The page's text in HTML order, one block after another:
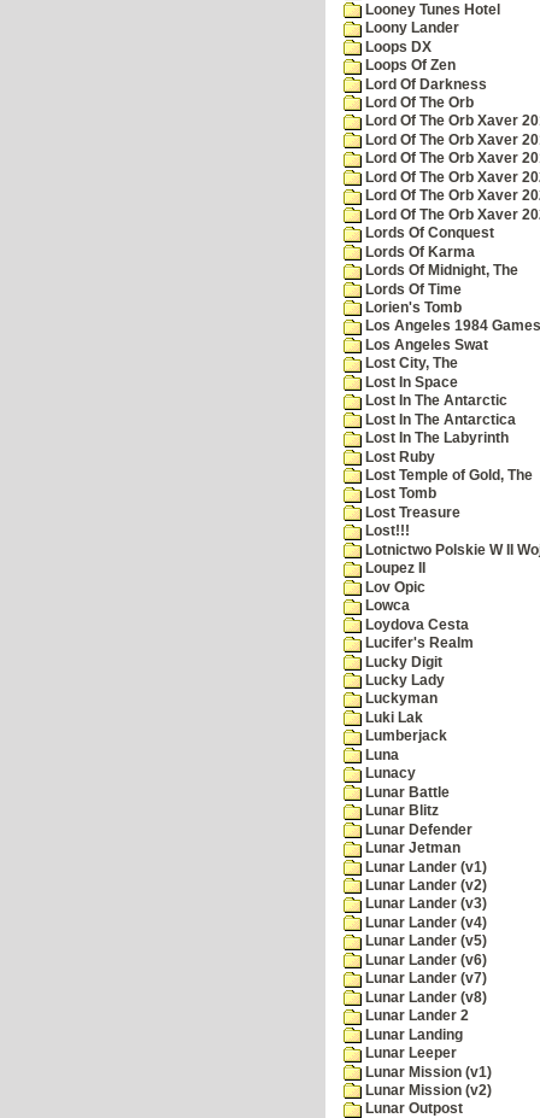
Looney Tunes Hotel
Loony Lander
Loops DX
Loops Of Zen
Lord Of Darkness
Lord Of The Orb
Lord Of The Orb Xaver
Lord Of The Orb Xaver
Lord Of The Orb Xaver
Lord Of The Orb Xaver
Lord Of The Orb Xaver
Lord Of The Orb Xaver
Lords Of Conquest
Lords Of Karma
Lords Of Midnight, The
Lords Of Time
Lorien's Tomb
Los Angeles 1984 Games
Los Angeles Swat
Lost City, The
Lost In Space
Lost In The Antarctic
Lost In The Antarctica
Lost In The Labyrinth
Lost Ruby
Lost Temple of Gold, The
Lost Tomb
Lost Treasure
Lost!!!
Lotnictwo Polskie W II
Loupez II
Lov Opic
Lowca
Loydova Cesta
Lucifer's Realm
Lucky Digit
Lucky Lady
Luckyman
Luki Lak
Lumberjack
Luna
Lunacy
Lunar Battle
Lunar Blitz
Lunar Defender
Lunar Jetman
Lunar Lander (v1)
Lunar Lander (v2)
Lunar Lander (v3)
Lunar Lander (v4)
Lunar Lander (v5)
Lunar Lander (v6)
Lunar Lander (v7)
Lunar Lander (v8)
Lunar Lander 2
Lunar Landing
Lunar Leeper
Lunar Mission (v1)
Lunar Mission (v2)
Lunar Outpost